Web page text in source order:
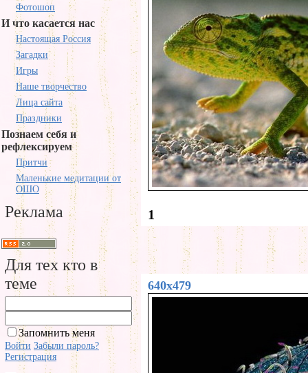
Фотошоп
И что касается нас
Настоящая Россия
Загадки
Игры
Наше творчество
Лица сайта
Праздники
Познаем себя и
рефлексируем
Притчи
Маленькие медитации от
ОШО
Реклама
Для тех кто в
теме
Запомнить меня
Войти Забыли пароль?
Регистрация
1
640x479